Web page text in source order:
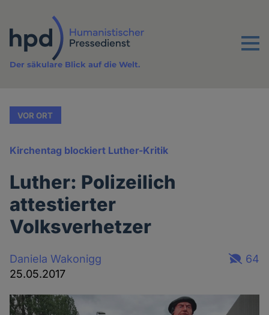
Inhalt
Menu
Der säkulare Blick auf die Welt.
VOR ORT
Kirchentag blockiert Luther-Kritik
Luther: Polizeilich
attestierter
Volksverhetzer
Daniela Wakonigg
25.05.2017
64